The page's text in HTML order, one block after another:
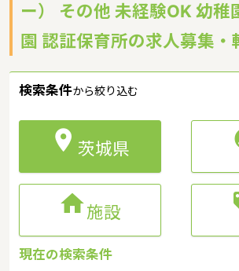
ー） その他 未経験OK 幼稚
園 認証保育所の求人募集・
検索条件から絞り込む
 茨城県
施設
現在の検索条件